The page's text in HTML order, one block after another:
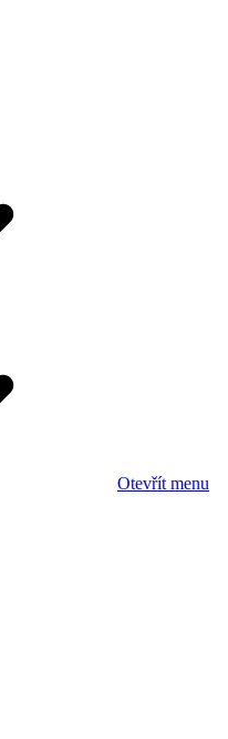
Otevřít menu